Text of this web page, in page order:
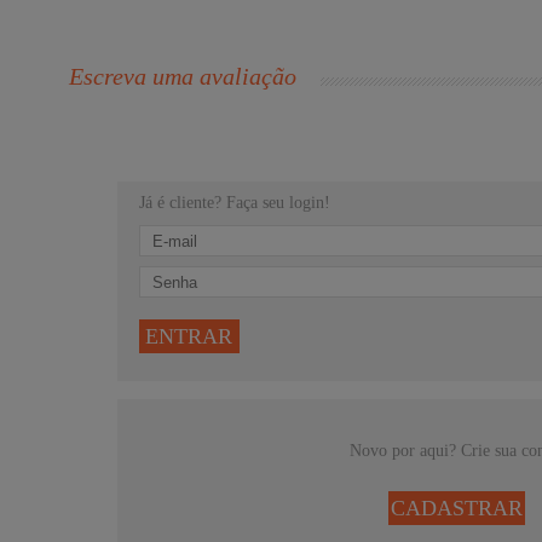
Escreva uma avaliação
Já é cliente? Faça seu login!
ENTRAR
Novo por aqui? Crie sua
CADASTRAR